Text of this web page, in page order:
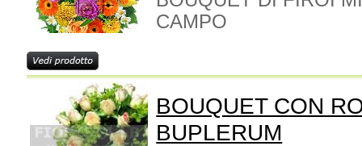
CAMPO
BOUQUET CON
BUPLERUM